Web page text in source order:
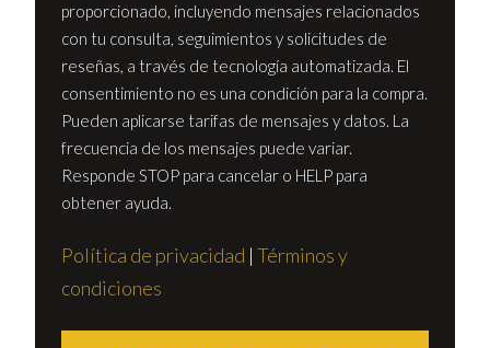
proporcionado, incluyendo mensajes relacionados
con tu consulta, seguimientos y solicitudes de
reseñas, a través de tecnología automatizada. El
consentimiento no es una condición para la compra.
Pueden aplicarse tarifas de mensajes y datos. La
frecuencia de los mensajes puede variar.
Responde STOP para cancelar o HELP para
obtener ayuda.
Política de privacidad | Términos y
condiciones